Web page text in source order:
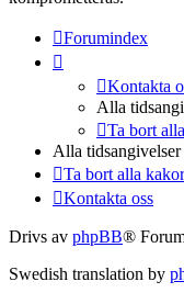
Forumindex
Kontakta
Alla
Ta bort
Alla
Ta bort alla kakor
Kontakta oss
Drivs av phpBB®
Swedish translation by